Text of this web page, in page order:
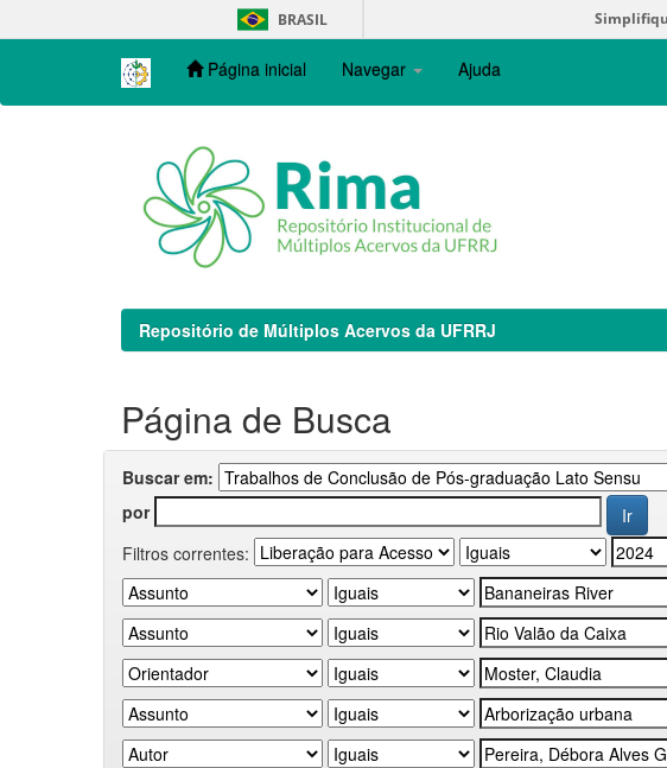
navigation
BRASIL
Página inicial Navegar Ajuda
Repositório de Múltiplos Acervos da UFRRJ
Página de Busca
Buscar em:
por
Filtros correntes: